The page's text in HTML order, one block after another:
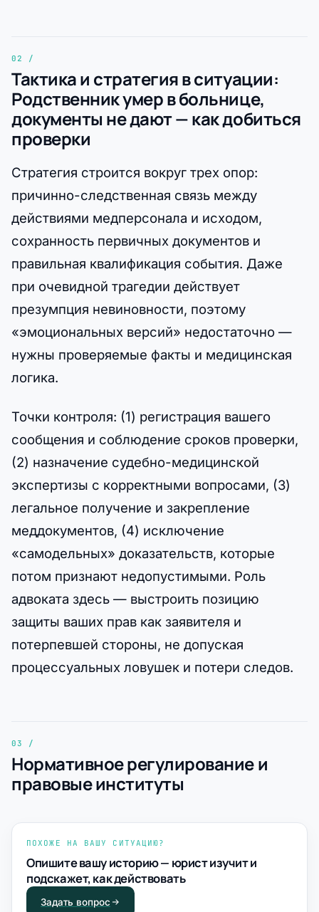
Тактика и стратегия в ситуации:
Родственник умер в больнице,
документы не дают — как добиться
проверки
Стратегия строится вокруг трех опор:
причинно-следственная связь между
действиями медперсонала и исходом,
сохранность первичных документов и
правильная квалификация события. Даже
при очевидной трагедии действует
презумпция невиновности, поэтому
«эмоциональных версий» недостаточно —
нужны проверяемые факты и медицинская
логика.
Точки контроля: (1) регистрация вашего
сообщения и соблюдение сроков проверки,
(2) назначение судебно-медицинской
экспертизы с корректными вопросами, (3)
легальное получение и закрепление
меддокументов, (4) исключение
«самодельных» доказательств, которые
потом признают недопустимыми. Роль
адвоката здесь — выстроить позицию
защиты ваших прав как заявителя и
потерпевшей стороны, не допуская
процессуальных ловушек и потери следов.
Нормативное регулирование и
правовые институты
ПОХОЖЕ НА ВАШУ СИТУАЦИЮ?
Опишите вашу историю — юрист изучит и
подскажет, как действовать
Задать вопрос